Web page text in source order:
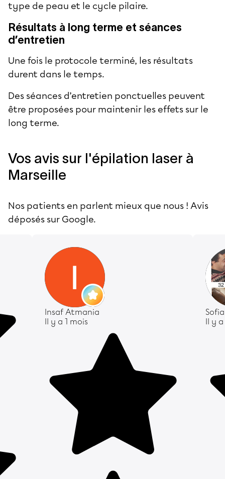
type de peau et le cycle pilaire.
Résultats à long terme et séances
d’entretien
Une fois le protocole terminé, les résultats
durent dans le temps.
Des séances d’entretien ponctuelles peuvent
être proposées pour maintenir les effets sur le
long terme.
Vos avis sur l'épilation laser à
Marseille
Nos patients en parlent mieux que nous ! Avis
déposés sur Google.
Insaf Atmania
Il y a 1 mois
Il y a